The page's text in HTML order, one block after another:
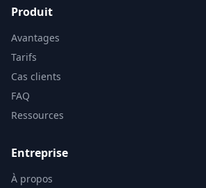
Produit
Avantages
Tarifs
Cas clients
FAQ
Ressources
Entreprise
À propos